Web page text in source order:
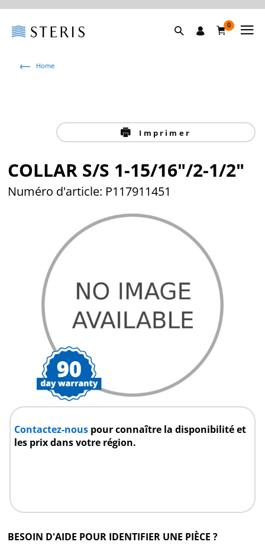
0
Home
Imprimer
COLLAR S/S 1-15/16"/2-1/2"
Numéro d'article: P117911451
Contactez-nous pour connaître la disponibilité et
les prix dans votre région.
BESOIN D'AIDE POUR IDENTIFIER UNE PIÈCE ?